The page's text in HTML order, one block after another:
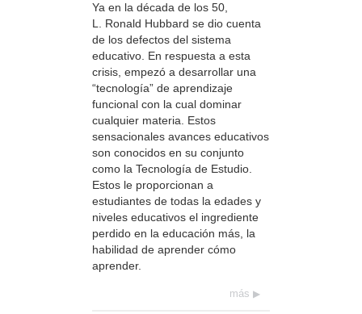
Ya en la década de los 50,
L. Ronald Hubbard se dio cuenta
de los defectos del sistema
educativo. En respuesta a esta
crisis, empezó a desarrollar una
“tecnología” de aprendizaje
funcional con la cual dominar
cualquier materia. Estos
sensacionales avances educativos
son conocidos en su conjunto
como la Tecnología de Estudio.
Estos le proporcionan a
estudiantes de todas la edades y
niveles educativos el ingrediente
perdido en la educación más, la
habilidad de aprender cómo
aprender.
más